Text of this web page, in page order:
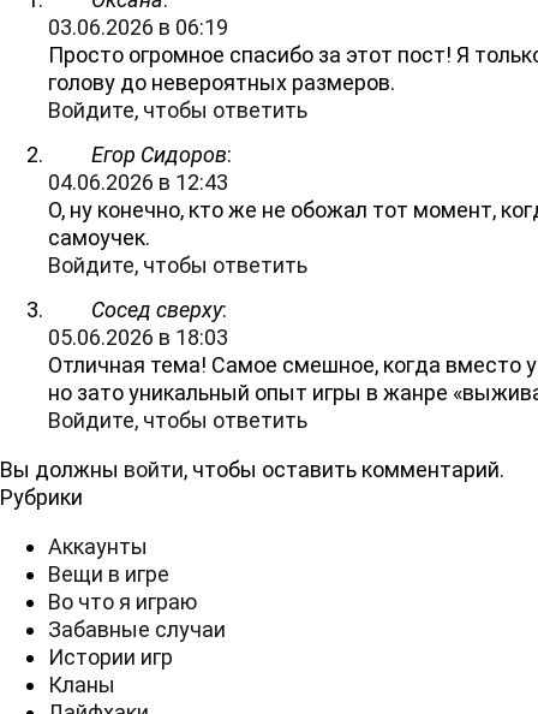
03.06.2026 в 06:19
Просто огромное спасибо за этот пост! Я
голову до невероятных размеров.
Войдите, чтобы ответить
Егор Сидоров:
04.06.2026 в 12:43
О, ну конечно, кто же не обожал тот момент,
самоучек.
Войдите, чтобы ответить
Сосед сверху:
05.06.2026 в 18:03
Отличная тема! Самое смешное, когда вместо
но зато уникальный опыт игры в жанре
Войдите, чтобы ответить
Вы должны войти, чтобы оставить комментарий.
Рубрики
Аккаунты
Вещи в игре
Во что я играю
Забавные случаи
Истории игр
Кланы